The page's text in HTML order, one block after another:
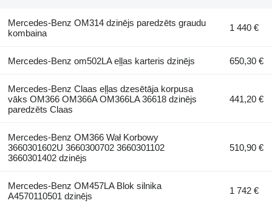
Mercedes-Benz OM314 dzinējs paredzēts graudu
kombaina
1 440 €
Mercedes-Benz om502LA eļļas karteris dzinējs 650,30 €
Mercedes-Benz Claas eļļas dzesētāja korpusa
vāks OM366 OM366A OM366LA 36618 dzinējs
paredzēts Claas
441,20 €
Mercedes-Benz OM366 Wał Korbowy
3660301602U 3660300702 3660301102
3660301402 dzinējs
510,90 €
Mercedes-Benz OM457LA Blok silnika
A4570110501 dzinējs
1 742 €